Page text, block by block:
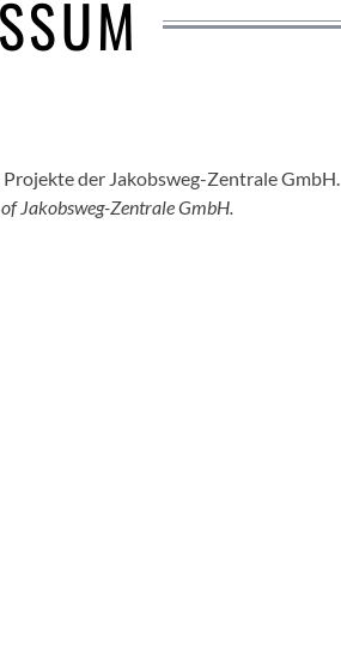
der Jakobsweg-Zentrale GmbH.
Jakobsweg-Zentrale GmbH.